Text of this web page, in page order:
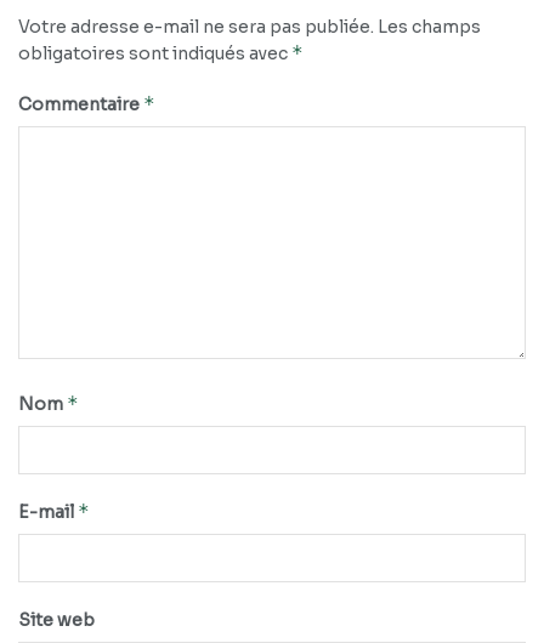
Votre adresse e-mail ne sera pas publiée. Les champs
obligatoires sont indiqués avec *
Commentaire *
Nom *
E-mail *
Site web